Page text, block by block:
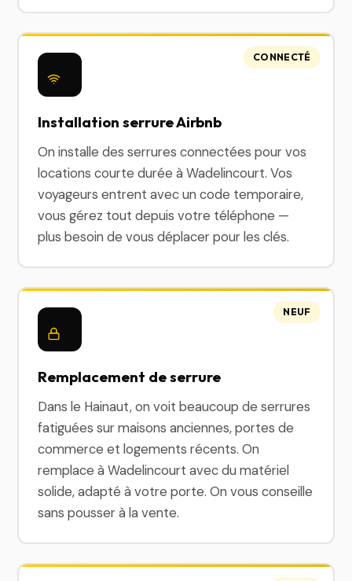
Installation serrure Airbnb
On installe des serrures connectées pour vos
locations courte durée à Wadelincourt. Vos
voyageurs entrent avec un code temporaire,
vous gérez tout depuis votre téléphone —
plus besoin de vous déplacer pour les clés.
CONNECTÉ
Remplacement de serrure
Dans le Hainaut, on voit beaucoup de serrures
fatiguées sur maisons anciennes, portes de
commerce et logements récents. On
remplace à Wadelincourt avec du matériel
solide, adapté à votre porte. On vous conseille
sans pousser à la vente.
NEUF